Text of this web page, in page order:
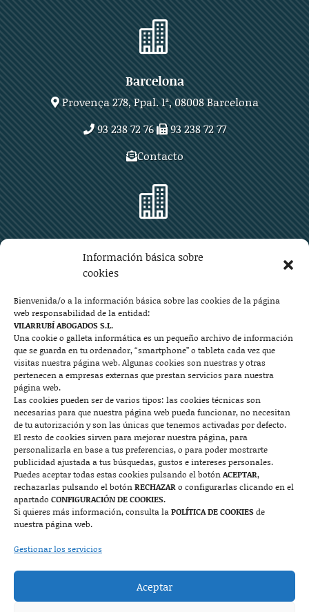
Información básica sobre
cookies
Bienvenida/o a la información básica sobre las cookies de la página
web responsabilidad de la entidad:
VILARRUBÍ ABOGADOS S.L.
Una cookie o galleta informática es un pequeño archivo de información
que se guarda en tu ordenador, “smartphone” o tableta cada vez que
visitas nuestra página web. Algunas cookies son nuestras y otras
pertenecen a empresas externas que prestan servicios para nuestra
página web.
Las cookies pueden ser de varios tipos: las cookies técnicas son
necesarias para que nuestra página web pueda funcionar, no necesitan
de tu autorización y son las únicas que tenemos activadas por defecto.
El resto de cookies sirven para mejorar nuestra página, para
personalizarla en base a tus preferencias, o para poder mostrarte
publicidad ajustada a tus búsquedas, gustos e intereses personales.
Puedes aceptar todas estas cookies pulsando el botónACEPTAR,
rechazarlas pulsando el botónRECHAZARo configurarlas clicando en el
apartado CONFIGURACIÓN DE COOKIES.
Si quieres más información, consulta laPOLÍTICA DE COOKIESde
nuestra página web.
Gestionar los servicios
Aceptar

Barcelona
Provença 278, Ppal. 1ª, 08008 Barcelona
93 238 72 76
93 238 72 77
Contacto

Plaza Aragón 10, planta 11ª, 50004 Zaragoza
976 219 571
976 225 209
Contacto

Mallorca
Josep Pla, n°6, 07400 Alcudia (Mallorca)
722 131 870
Contacto

Plaza Mayor 7, 1º, 22400 Monzón (Huesca)
974 415 252